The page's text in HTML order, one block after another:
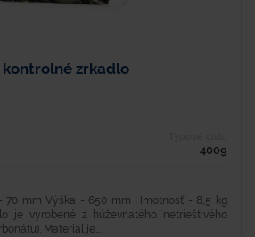
zrkadlo
4009
70 mm Výška - 650 mm Hmotnosť - 8,5 kg
je vyrobené z húževnatého netrieštivého
Materiál je...